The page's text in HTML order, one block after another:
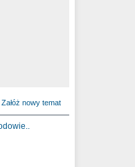
Załóż nowy temat